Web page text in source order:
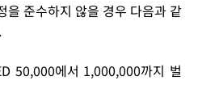
을 준수하지 않을 경우 다음과 같
50,000에서 1,000,000까지 벌